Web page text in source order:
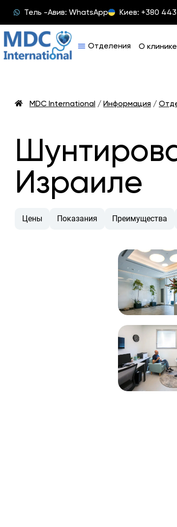
Тель -Авив: WhatsApp Киев: +380
О клинике
MDC International / Информация /
Израиле
Цены Показания Преимущества